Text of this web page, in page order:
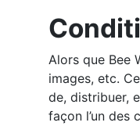
Alors que Bee
images, etc.
de, distribuer,
façon l’un des